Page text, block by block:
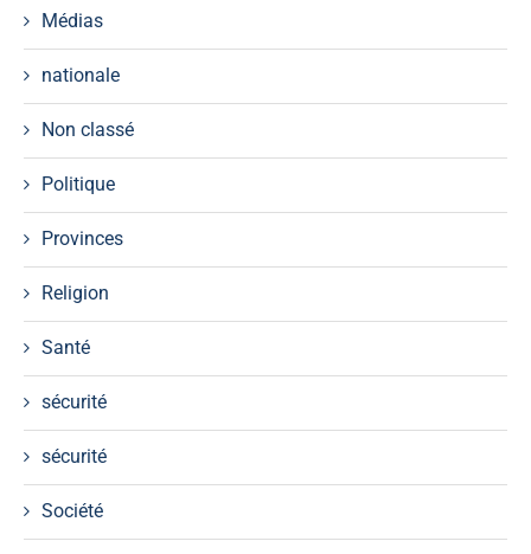
Médias
nationale
Non classé
Politique
Provinces
Religion
Santé
sécurité
sécurité
Société